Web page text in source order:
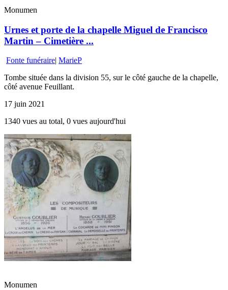
Monumen
Urnes et porte de la chapelle Miguel de Francisco
Martin – Cimetière ...
Fonte funéraire| MarieP
Tombe située dans la division 55, sur le côté gauche de la chapelle,
côté avenue Feuillant.
17 juin 2021
1340 vues au total, 0 vues aujourd'hui
Monumen